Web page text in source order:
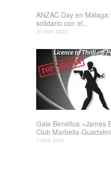
ANZAC Day en
solidario con el...
20 abril, 2026
Gala Benéfica «James
Club Marbella-
7 abril, 2025